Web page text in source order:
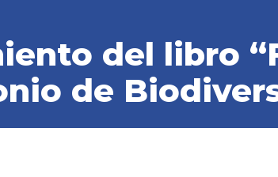
Miembros
Acuerdos de Colaboración
Directorio
Equipo
del libro
de